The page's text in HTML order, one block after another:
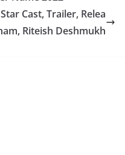
Cast, Trailer, Relea
Riteish Deshmukh